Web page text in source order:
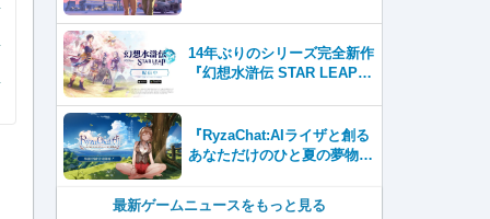
14年ぶりのシリーズ完全新作
『幻想水滸伝 STAR LEAP』
『RyzaChat:AIライザと創る
あなただけのひと夏の夢物
テムはこれまでにない新鮮な
最新ゲームニュースをもっと見る